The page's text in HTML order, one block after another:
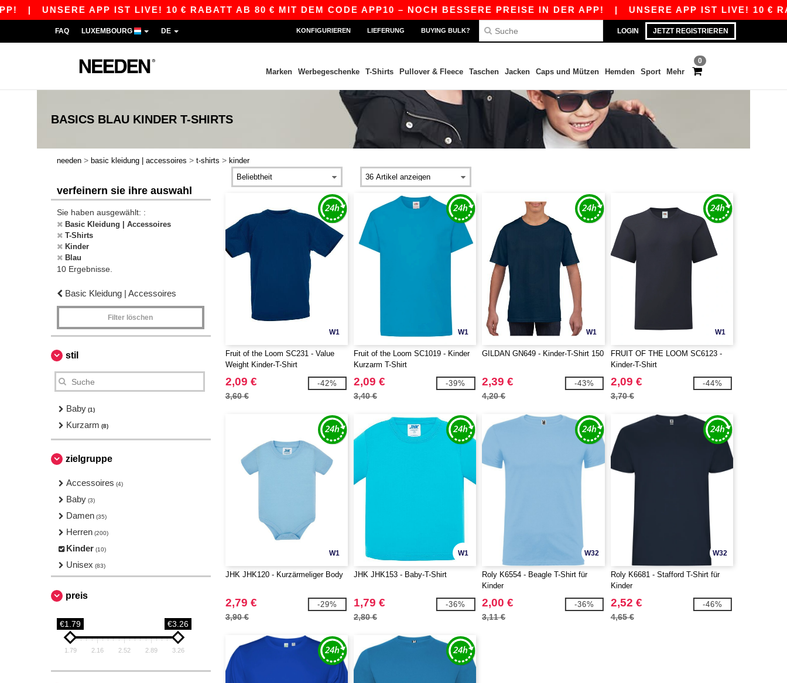
UNSERE APP IST LIVE! 10 € RABATT AB 80 € MIT DEM CODE APP10 – NOCH BESSERE PREISE IN DER APP!| UNSERE APP IST LIVE! 10 €
LOGIN JETZT REGISTRIEREN
FAQ LUXEMBOURG DE KONFIGURIEREN LIEFERUNG BUYING BULK?
0
Marken Werbegeschenke T-Shirts Pullover & Fleece Taschen Jacken Caps und Mützen Hemden Sport Mehr
BASICS BLAU KINDER T-SHIRTS
needen > basic kleidung | accessoires > t-shirts > kinder
verfeinern sie ihre auswahl
Sie haben ausgewählt: :
Basic Kleidung | Accessoires
T-Shirts
Kinder
Blau
10 Ergebnisse.
Basic Kleidung | Accessoires
Filter löschen
stil
Baby (1)
Kurzarm (8)
zielgruppe
Accessoires (4)
Baby (3)
Damen (35)
Herren (200)
Kinder (10)
Unisex (83)
preis
€1.79 €3.26
1.79 2.16 2.52 2.89 3.26
W1
Fruit of the Loom SC231 - Value
Weight Kinder-T-Shirt
2,09 €
3,60 €
-42%
W1
Fruit of the Loom SC1019 - Kinder
Kurzarm T-Shirt
2,09 €
3,40 €
-39%
W1
GILDAN GN649 - Kinder-T-Shirt 150
2,39 €
4,20 €
-43%
W1
FRUIT OF THE LOOM SC6123 -
Kinder-T-Shirt
2,09 €
3,70 €
-44%
W1
JHK JHK120 - Kurzärmeliger Body
2,79 €
3,90 €
-29%
W1
JHK JHK153 - Baby-T-Shirt
1,79 €
2,80 €
-36%
W32
Roly K6554 - Beagle T-Shirt für
Kinder
2,00 €
3,11 €
-36%
W32
Roly K6681 - Stafford T-Shirt für
Kinder
2,52 €
4,65 €
-46%